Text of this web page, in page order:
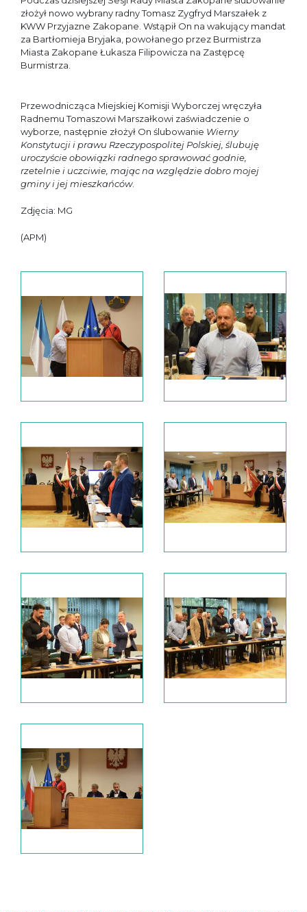
złożył nowo wybrany radny Tomasz Zygfryd Marszałek z
KWW Przyjazne Zakopane. Wstąpił On na wakujący mandat
za Bartłomieja Bryjaka, powołanego przez Burmistrza
Miasta Zakopane Łukasza Filipowicza na Zastępcę
Burmistrza.
Przewodnicząca Miejskiej Komisji Wyborczej wręczyła
Radnemu Tomaszowi Marszałkowi zaświadczenie o
wyborze, następnie złożył On ślubowanie Wierny
Konstytucji i prawu Rzeczypospolitej Polskiej, ślubuję
uroczyście obowiązki radnego sprawować godnie,
rzetelnie i uczciwie, mając na względzie dobro mojej
gminy i jej mieszkańców.
Zdjęcia: MG
(APM)